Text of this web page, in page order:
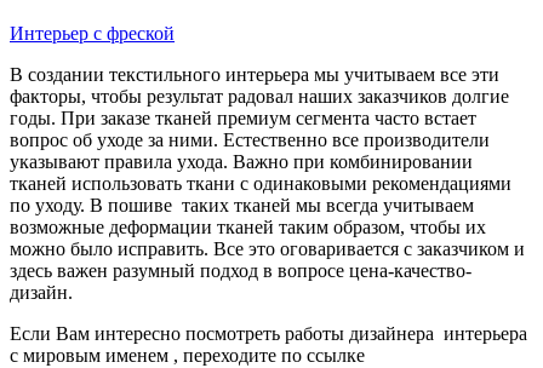
Интерьер с фреской
В создании текстильного интерьера мы учитываем все эти
факторы, чтобы результат радовал наших заказчиков долгие
годы. При заказе тканей премиум сегмента часто встает
вопрос об уходе за ними. Естественно все производители
указывают правила ухода. Важно при комбинировании
тканей использовать ткани с одинаковыми рекомендациями
по уходу. В пошиве таких тканей мы всегда учитываем
возможные деформации тканей таким образом, чтобы их
можно было исправить. Все это оговаривается с заказчиком и
здесь важен разумный подход в вопросе цена-качество-
дизайн.
Если Вам интересно посмотреть работы дизайнера интерьера
с мировым именем , переходите по ссылке